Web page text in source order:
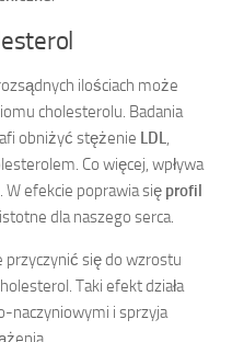
ilościach może
cholesterolu. Badania
obniżyć stężenie LDL
Co więcej, wpływa
. W efekcie poprawia się profil
dla naszego serca.
przyczynić się do wzrostu
Taki efekt działa
naczyniowymi i sprzyja